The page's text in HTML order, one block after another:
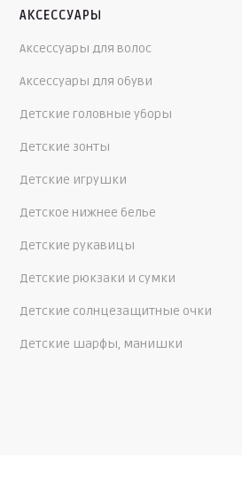
АКСЕССУАРЫ
Аксессуары для волос
Аксессуары для обуви
Детские головные уборы
Детские зонты
Детские игрушки
Детское нижнее белье
Детские рукавицы
Детские рюкзаки и сумки
Детские солнцезащитные очки
Детские шарфы, манишки